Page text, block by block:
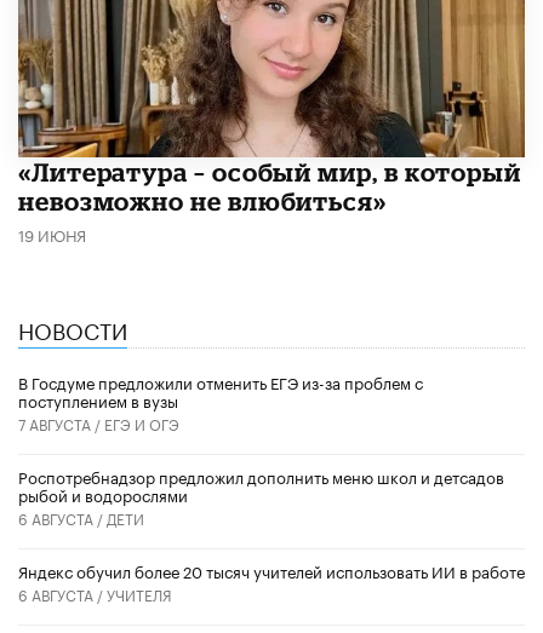
​«Литература – особый мир, в который
невозможно не влюбиться»
19 ИЮНЯ
НОВОСТИ
В Госдуме предложили отменить ЕГЭ из-за проблем с
поступлением в вузы
7 АВГУСТА / ЕГЭ И ОГЭ
Роспотребнадзор предложил дополнить меню школ и детсадов
рыбой и водорослями
6 АВГУСТА / ДЕТИ
​Яндекс обучил более 20 тысяч учителей использовать ИИ в работе
6 АВГУСТА /УЧИТЕЛЯ